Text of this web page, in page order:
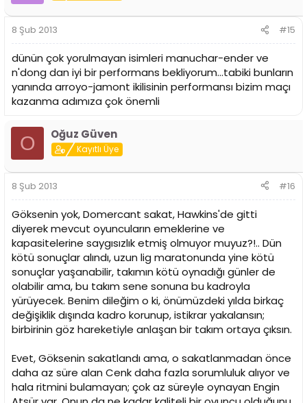
8 Şub 2013 #15
dünün çok yorulmayan isimleri manuchar-ender ve
n'dong dan iyi bir performans bekliyorum...tabiki bunların
yanında arroyo-jamont ikilisinin performansı bizim maçı
kazanma adımıza çok önemli
O Oğuz Güven
Kayıtlı Üye
8 Şub 2013 #16
Göksenin yok, Domercant sakat, Hawkins'de gitti
diyerek mevcut oyuncuların emeklerine ve
kapasitelerine saygısızlık etmiş olmuyor muyuz?!.. Dün
kötü sonuçlar alındı, uzun lig maratonunda yine kötü
sonuçlar yaşanabilir, takımın kötü oynadığı günler de
olabilir ama, bu takım sene sonuna bu kadroyla
yürüyecek. Benim dileğim o ki, önümüzdeki yılda birkaç
değişiklik dışında kadro korunup, istikrar yakalansın;
birbirinin göz hareketiyle anlaşan bir takım ortaya çıksın.
Evet, Göksenin sakatlandı ama, o sakatlanmadan önce
daha az süre alan Cenk daha fazla sorumluluk alıyor ve
hala ritmini bulamayan; çok az süreyle oynayan Engin